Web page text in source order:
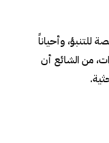
للتنبؤ، وأحياناً
من الشائع أن